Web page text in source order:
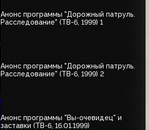
Анонс программы "Дорожный патруль.
Расследование" (ТВ-6, 1999) 1
Анонс программы "Дорожный патруль.
Расследование" (ТВ-6, 1999) 2
Анонс программы "Вы-очевидец" и
заставки (ТВ-6, 16.01.1999)